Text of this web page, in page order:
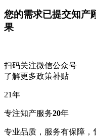
您的需求已提交知产
果
扫码关注微信公众号
了解更多政策补贴
21年
专注知产服务20年
专业品质，服务有保障，